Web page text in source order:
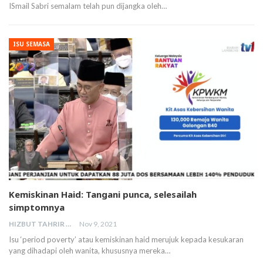
ISmail Sabri semalam telah pun dijangka oleh…
ISU SEMASA
Kemiskinan Haid: Tangani punca, selesailah
simptomnya
HIZBUT TAHRIR MALAYSIA Nov 9, 2021
Isu ‘period poverty’ atau kemiskinan haid merujuk kepada kesukaran
yang dihadapi oleh wanita, khususnya mereka…